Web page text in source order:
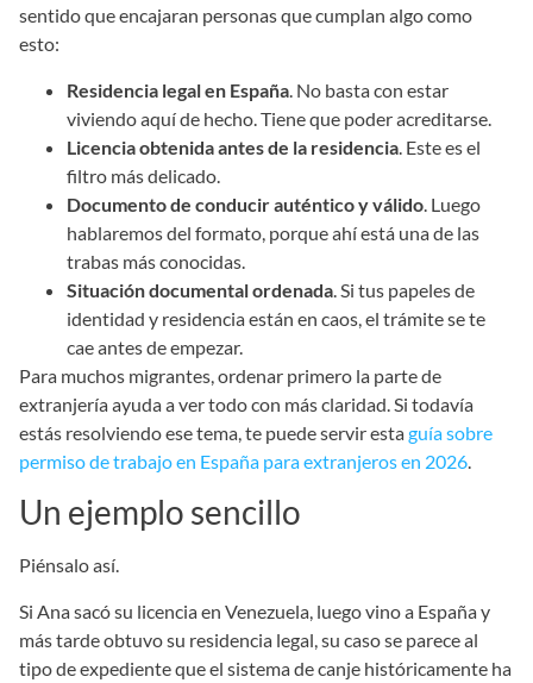
sentido que encajaran personas que cumplan algo como
esto:
Residencia legal en España . No basta con estar
viviendo aquí de hecho. Tiene que poder acreditarse.
Licencia obtenida antes de la residencia . Este es el
filtro más delicado.
Documento de conducir auténtico y válido . Luego
hablaremos del formato, porque ahí está una de las
trabas más conocidas.
Situación documental ordenada . Si tus papeles de
identidad y residencia están en caos, el trámite se te
cae antes de empezar.
Para muchos migrantes, ordenar primero la parte de
extranjería ayuda a ver todo con más claridad. Si todavía
estás resolviendo ese tema, te puede servir estaguía sobre
permiso de trabajo en España para extranjeros en 2026
Un ejemplo sencillo
Piénsalo así.
Si Ana sacó su licencia en Venezuela, luego vino a España y
más tarde obtuvo su residencia legal, su caso se parece al
tipo de expediente que el sistema de canje históricamente ha